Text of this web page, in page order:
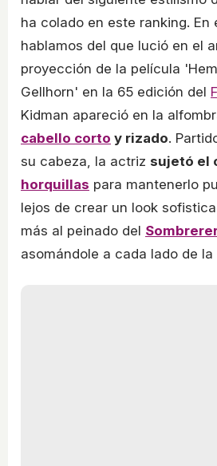
ha colado en este ranking. En
hablamos del que lució en el
proyección de la película
Gellhorn' en la 65 edición del
Kidman apareció en la
cabello corto y rizado.
su cabeza, la actriz sujetó el
horquillas para mantenerlo
lejos de crear un look
más al peinado del
asomándole a cada lado de la